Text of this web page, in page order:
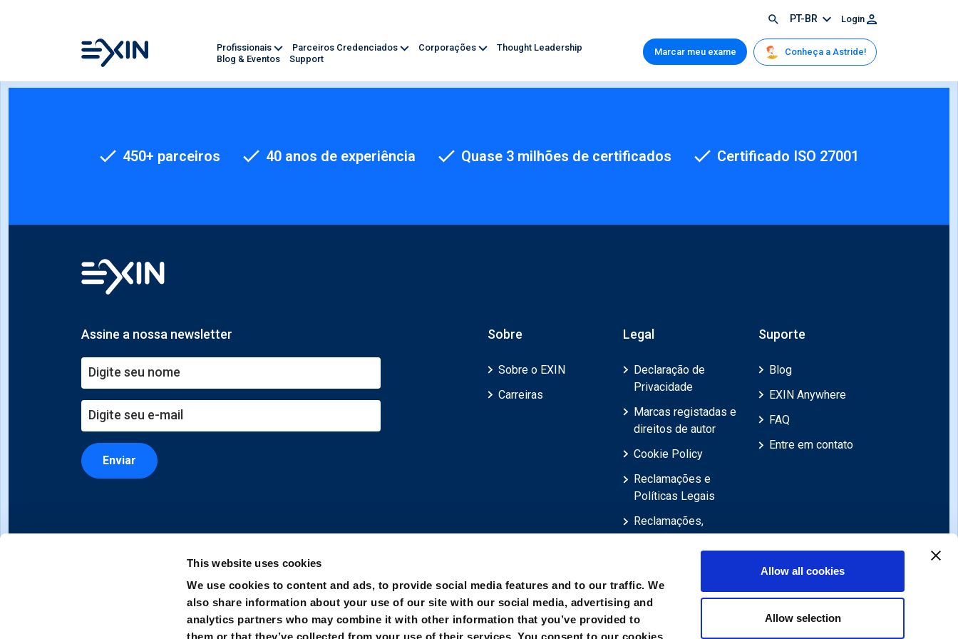
This website uses cookies
We use cookies to content and ads, to provide social media features and to our traffic. We
also share information about your use of our site with our social media, advertising and
analytics partners who may combine it with other information that you’ve provided to
Allow all cookies
Allow selection
PT-BR Login
Profissionais Parceiros Credenciados Corporações
Thought Leadership
Blog & Eventos
Support
Marcar meu exame Conheça a Astride!
450+ parceiros 40 anos de experiência Quase 3 milhões de certificados Certificado ISO 27001
Assine a nossa newsletter
Enviar
Sobre
Sobre o EXIN
Carreiras
Legal
Declaração de
Privacidade
Marcas registadas e
direitos de autor
Cookie Policy
Reclamações e
Políticas Legais
Reclamações,
Declaração de
exoneração de
responsabilidade
Suporte
Blog
EXIN Anywhere
FAQ
Entre em contato